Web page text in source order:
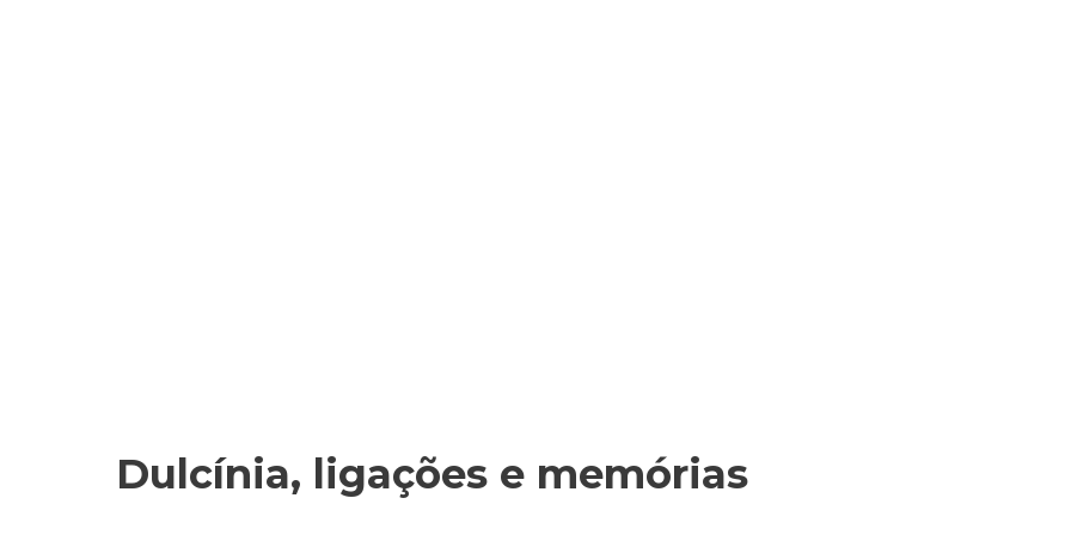
Dulcínia, ligações e memórias